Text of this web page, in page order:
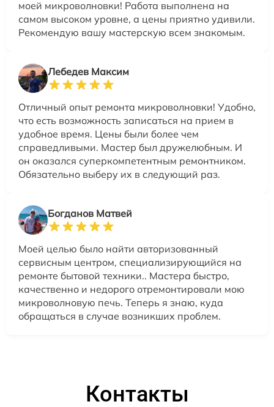
моей микроволновки! Работа выполнена на
самом высоком уровне, а цены приятно удивили.
Рекомендую вашу мастерскую всем знакомым.
Лебедев Максим
Отличный опыт ремонта микроволновки! Удобно,
что есть возможность записаться на прием в
удобное время. Цены были более чем
справедливыми. Мастер был дружелюбным. И
он оказался суперкомпетентным ремонтником.
Обязательно выберу их в следующий раз.
Богданов Матвей
Моей целью было найти авторизованный
сервисным центром, специализирующийся на
ремонте бытовой техники.. Мастера быстро,
качественно и недорого отремонтировали мою
микроволновую печь. Теперь я знаю, куда
обращаться в случае возникших проблем.
Контакты